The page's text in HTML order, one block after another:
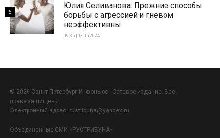
Юлия Селиванова: Прежние способы
борьбы с агрессией и гневом
неэффективны
09:35 | 18-05-2024
6
© 2026 Санкт-Петербург Инфоньюс | Сетевое издание. Все
права защищены.
Электронный адрес: rustribuna@yandex.ru
Объединенные СМИ «РУСТРИБУНА»